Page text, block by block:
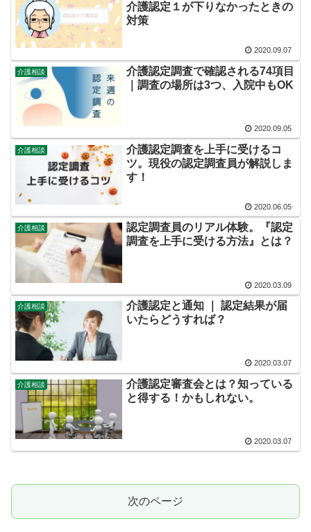
介護認定１が下りなかったときの
対策
2020.09.07
介護相談
介護認定調査で確認される74項目
｜調査の場所は3つ、入院中もOK
2020.09.05
介護相談
介護認定調査を上手に受けるコ
ツ。現役の認定調査員が解説しま
す！
2020.06.05
介護相談
認定調査員のリアル体験。『認定
調査を上手に受ける方法』とは？
2020.03.09
介護相談
介護認定と通知 ｜ 認定結果が届
いたらどうすれば？
2020.03.07
介護相談
介護認定審査会とは？知っている
と得する！かもしれない。
2020.03.07
次のページ